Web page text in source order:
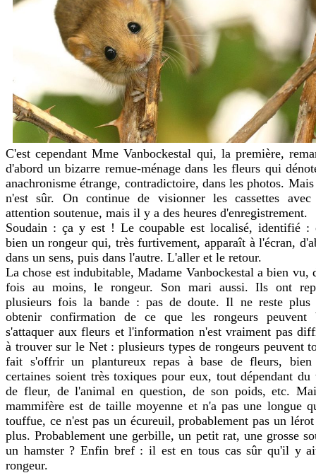
C'est cependant Mme Vanbockestal qui, la première,
d'abord un bizarre remue-ménage dans les fleurs qui
anachronisme étrange, contradictoire, dans les photos.
n'est sûr. On continue de visionner les cassettes avec
attention soutenue, mais il y a des heures d'enregistrement.
Soudain : ça y est ! Le coupable est localisé, identifié :
bien un rongeur qui, très furtivement, apparaît à l'écran,
dans un sens, puis dans l'autre. L'aller et le retour.
La chose est indubitable, Madame Vanbockestal a bien vu,
fois au moins, le rongeur. Son mari aussi. Ils ont
plusieurs fois la bande : pas de doute. Il ne reste plus
obtenir confirmation de ce que les rongeurs peuvent
s'attaquer aux fleurs et l'information n'est vraiment pas
à trouver sur le Net : plusieurs types de rongeurs peuvent
fait s'offrir un plantureux repas à base de fleurs, bien
certaines soient très toxiques pour eux, tout dépendant du
de fleur, de l'animal en question, de son poids, etc.
mammifère est de taille moyenne et n'a pas une longue
touffue, ce n'est pas un écureuil, probablement pas un
plus. Probablement une gerbille, un petit rat, une grosse
un hamster ? Enfin bref : il est en tous cas sûr qu'il y
rongeur.